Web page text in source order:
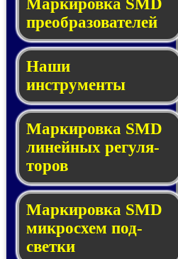
Мар­ки­ров­ка SMD
пре­об­ра­зо­ва­те­лей
Наши
инструменты
Маркировка SMD
ли­ней­ных ре­гу­ля­
то­ров
Маркировка SMD
мик­ро­схем под­
свет­ки